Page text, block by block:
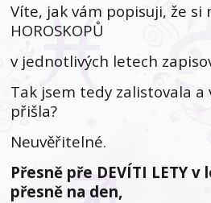
Víte, jak vám popisuji, že si
HOROSKOPŮ
v jednotlivých letech
Tak jsem tedy zalistovala a
přišla?
Neuvěřitelné.
Přesně pře DEVÍTI LETY v
přesně na den,